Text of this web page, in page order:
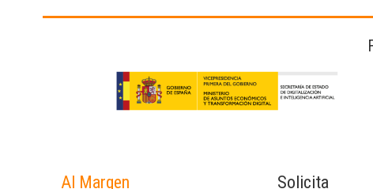
Al Margen
Solicita